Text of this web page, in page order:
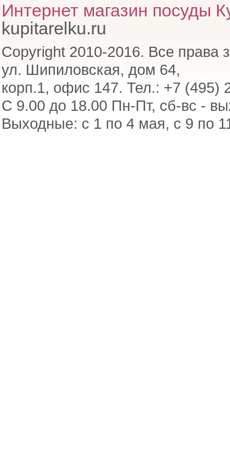
Интернет магазин посуды
kupitarelku.ru
Copyright 2010-2016. Все права
ул. Шипиловская, дом 64,
корп.1, офис 147. Тел.: +7 (495)
С 9.00 до 18.00 Пн-Пт, сб-вс -
Выходные: с 1 по 4 мая, с 9 по